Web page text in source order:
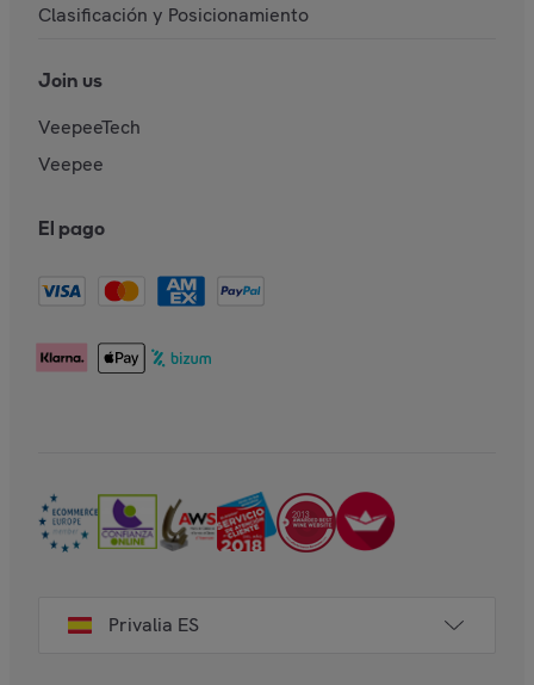
Clasificación y Posicionamiento
Join us
VeepeeTech
Veepee
El pago
Privalia ES